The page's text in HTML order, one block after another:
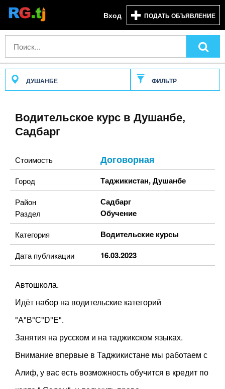
Вход ПОДАТЬ ОБЪЯВЛЕНИЕ
ДУШАНБЕ ФИЛЬТР
Водительское курс в Душанбе,
Садбарг
Стоимость Договорная
Город Таджикистан,Душанбе
Район Садбарг
Раздел Обучение
Категория Водительские курсы
Дата публикации 16.03.2023
Автошкола.
Идёт набор на водительские категорий
"А"В"С"D"E".
Занятия на русском и на таджикском языках.
Внимание впервые в Таджикистане мы работаем с
Алиф, у вас есть возможность обучится в кредит по